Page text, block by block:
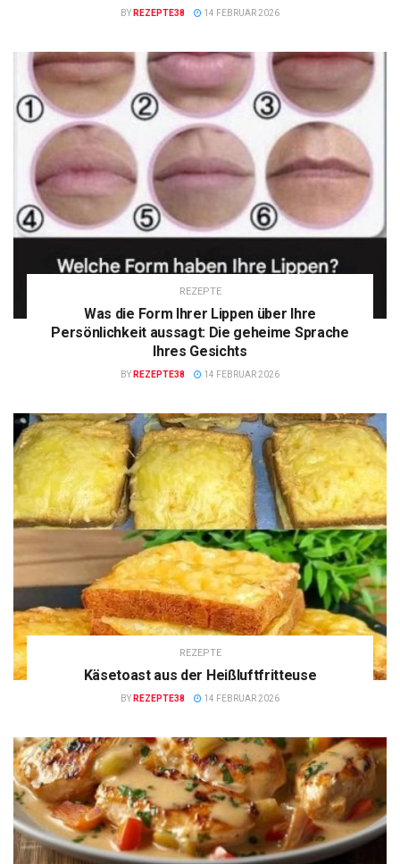
BY REZEPTE38 14 FEBRUAR 2026
REZEPTE
Was die Form Ihrer Lippen über Ihre
Persönlichkeit aussagt: Die geheime Sprache
Ihres Gesichts
BY REZEPTE38 14 FEBRUAR 2026
REZEPTE
Käsetoast aus der Heißluftfritteuse
BY REZEPTE38 14 FEBRUAR 2026